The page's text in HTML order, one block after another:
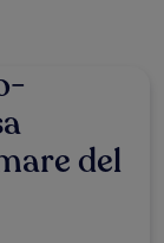
del